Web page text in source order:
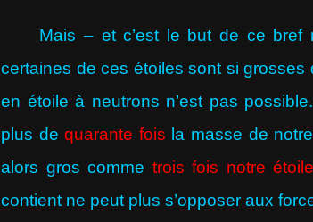
Mais – et c’est le but de ce bref
certaines de ces étoiles sont si grosses
en étoile à neutrons n’est pas
plus dequarante fois la masse de
alors gros comme trois fois notre étoile
contient ne peut plus s’opposer aux